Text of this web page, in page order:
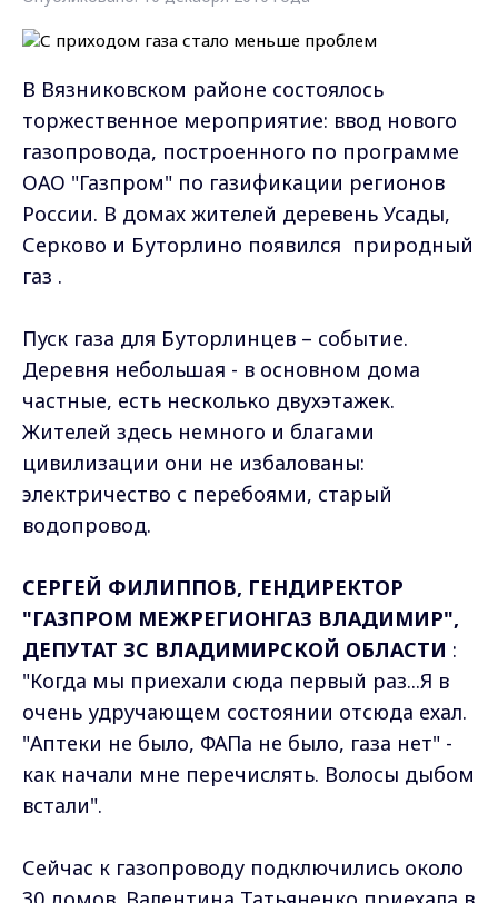
В Вязниковском районе состоялось
торжественное мероприятие: ввод нового
газопровода, построенного по программе
ОАО "Газпром" по газификации регионов
России. В домах жителей деревень Усады,
Серково и Буторлино появился природный
газ .
Пуск газа для Буторлинцев – событие.
Деревня небольшая - в основном дома
частные, есть несколько двухэтажек.
Жителей здесь немного и благами
цивилизации они не избалованы:
электричество с перебоями, старый
водопровод.
СЕРГЕЙ ФИЛИППОВ, ГЕНДИРЕКТОР
"ГАЗПРОМ МЕЖРЕГИОНГАЗ ВЛАДИМИР",
ДЕПУТАТ ЗС ВЛАДИМИРСКОЙ ОБЛАСТИ :
"Когда мы приехали сюда первый раз...Я в
очень удручающем состоянии отсюда ехал.
"Аптеки не было, ФАПа не было, газа нет" -
как начали мне перечислять. Волосы дыбом
встали".
Сейчас к газопроводу подключились около